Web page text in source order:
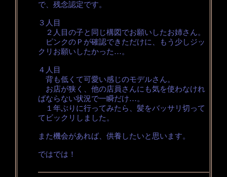
で、残念認定です。
３人目
２人目の子と同じ構図でお願いしたお姉さん。
ピンクのＰが確認できただけに、もう少しジッ
クリお願いしたかった…。
４人目
背も低くて可愛い感じのモデルさん。
お店が狭く、他の店員さんにも気を使わなけれ
ばならない状況で一瞬だけ…。
１年ぶりに行ってみたら、髪をバッサリ切って
てビックリしました。
また機会があれば、供養したいと思います。
ではでは！